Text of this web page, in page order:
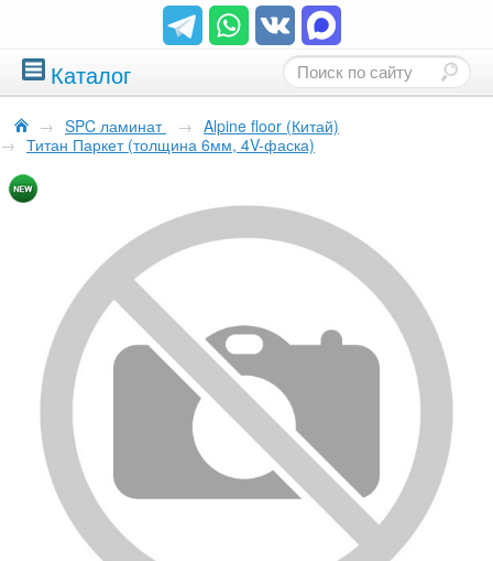
Каталог
→ SPC ламинат → Alpine floor (Китай)
→ Титан Паркет (толщина 6мм, 4V-фаска)